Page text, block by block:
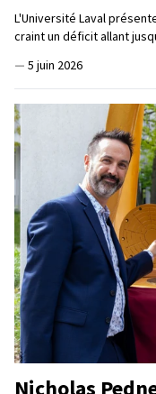
L'Université Laval
craint un déficit allant
— 5 juin 2026
Nicholas